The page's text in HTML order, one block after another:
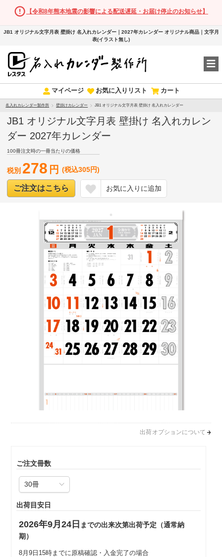
【令和8年熊本地震の影響による配送遅延・お届け停止のお知らせ】
JB1 オリジナル文字月表 壁掛け 名入れカレンダー｜2027年カレンダー オリジナル商品｜文字月
表(イラスト無し)
マイページ お気に入りリスト カート
名入れカレンダー製作所 壁掛けカレンダー JB1 オリジナル文字月表 壁掛け 名入れカレンダー
JB1 オリジナル文字月表 壁掛け 名入れカレン
ダー 2027年カレンダー
100冊注文時の一冊当たりの価格
税別 278 円 (税込305円)
ご注文はこちら お気に入りに追加
出荷オプションについて
ご注文冊数
出荷目安日
2026年9月24日 までの出来次第出荷予定（通常納
期）
8月9日15時までに原稿確認・入金完了の場合